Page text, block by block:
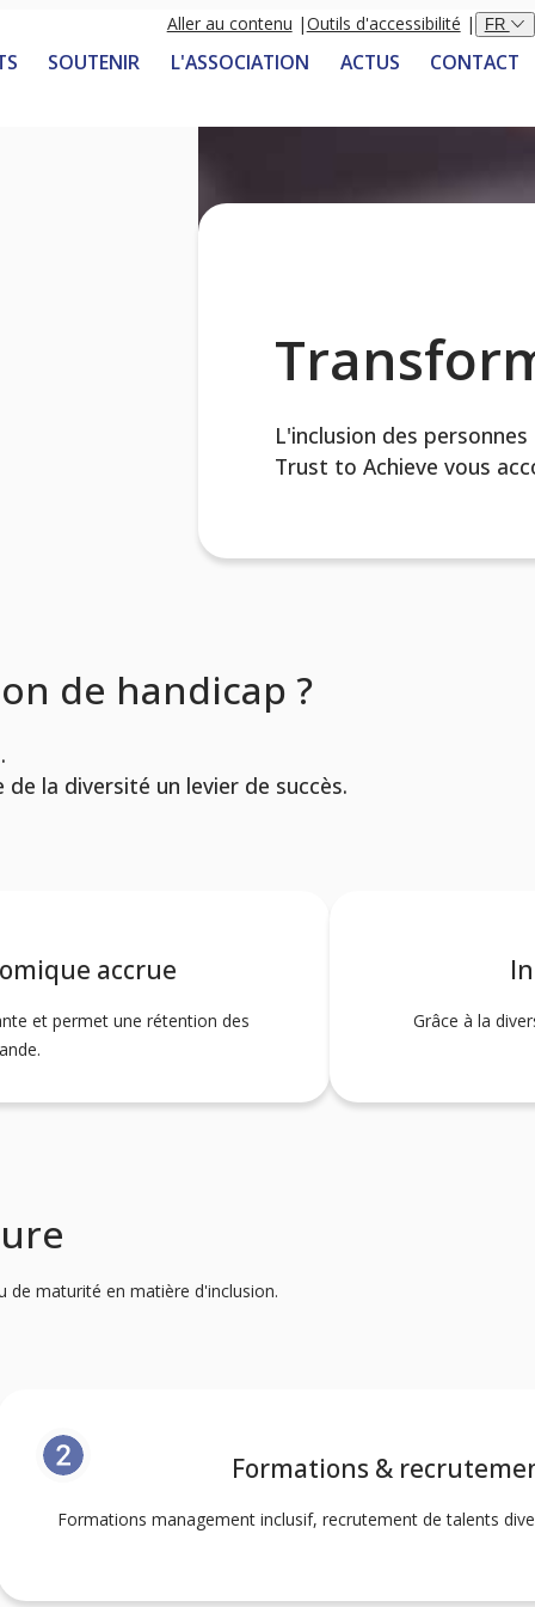
Aller au contenu Outils d'accessibilité FR
SOUTENIR L'ASSOCIATION ACTUS CONTACT
L'inclusion des
Trust to Achieve vous
de handicap ?
la diversité un levier de succès.
accrue
et permet une rétention des
Grâce à la
de maturité en matière d'inclusion.
Formations &
Formations management inclusif, recrutement de talents